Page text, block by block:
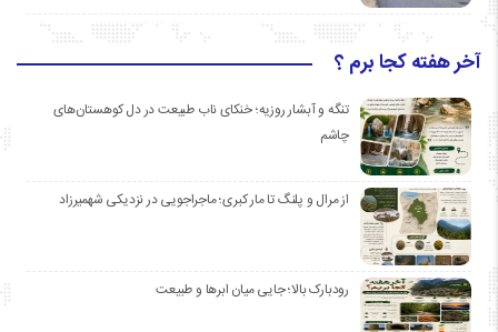
آخر هفته کجا برم ؟
تنگه و آبشار روزیه؛ خنکای ناب طبیعت در دل کوهستان‌های
چاشم
از مرال و پلنگ تا مار کبری؛ ماجراجویی در نزدیکی شهمیرزاد
رودبارک بالا؛ جایی میان ابرها و طبیعت